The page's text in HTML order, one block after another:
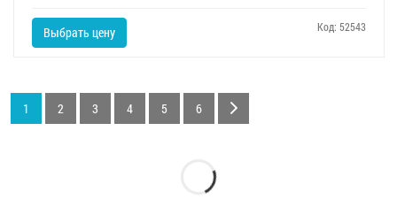
Выбрать цену Код: 52543
1 2 3 4 5 6